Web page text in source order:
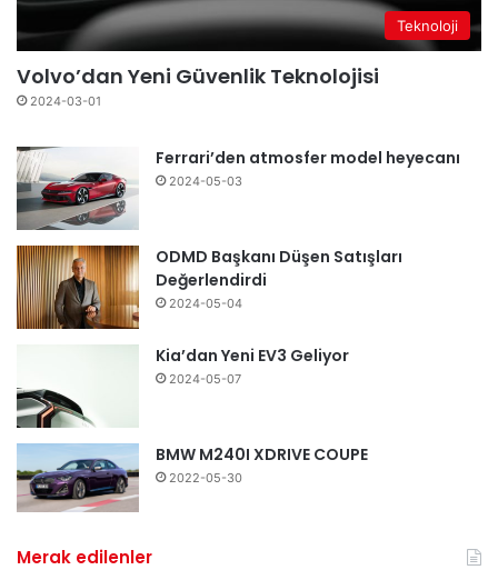
Teknoloji
Volvo’dan Yeni Güvenlik Teknolojisi
2024-03-01
Ferrari’den atmosfer model heyecanı
2024-05-03
ODMD Başkanı Düşen Satışları
Değerlendirdi
2024-05-04
Kia’dan Yeni EV3 Geliyor
2024-05-07
BMW M240I XDRIVE COUPE
2022-05-30
Merak edilenler